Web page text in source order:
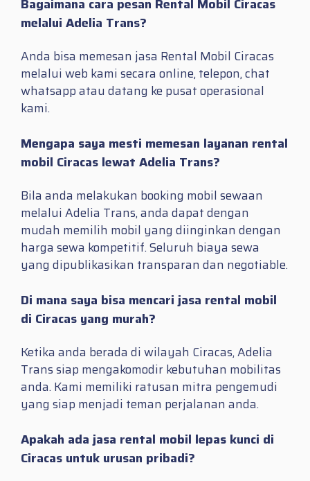
Bagaimana cara pesan Rental Mobil Ciracas
melalui Adelia Trans?
Anda bisa memesan jasa Rental Mobil Ciracas
melalui web kami secara online, telepon, chat
whatsapp atau datang ke pusat operasional
kami.
Mengapa saya mesti memesan layanan rental
mobil Ciracas lewat Adelia Trans?
Bila anda melakukan booking mobil sewaan
melalui Adelia Trans, anda dapat dengan
mudah memilih mobil yang diinginkan dengan
harga sewa kompetitif. Seluruh biaya sewa
yang dipublikasikan transparan dan negotiable.
Di mana saya bisa mencari jasa rental mobil
di Ciracas yang murah?
Ketika anda berada di wilayah Ciracas, Adelia
Trans siap mengakomodir kebutuhan mobilitas
anda. Kami memiliki ratusan mitra pengemudi
yang siap menjadi teman perjalanan anda.
Apakah ada jasa rental mobil lepas kunci di
Ciracas untuk urusan pribadi?